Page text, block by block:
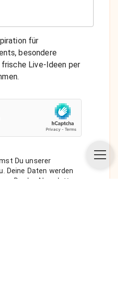
für
besondere
frische Live-Ideen per
Du unserer
Deine Daten werden
Du den Newsletter